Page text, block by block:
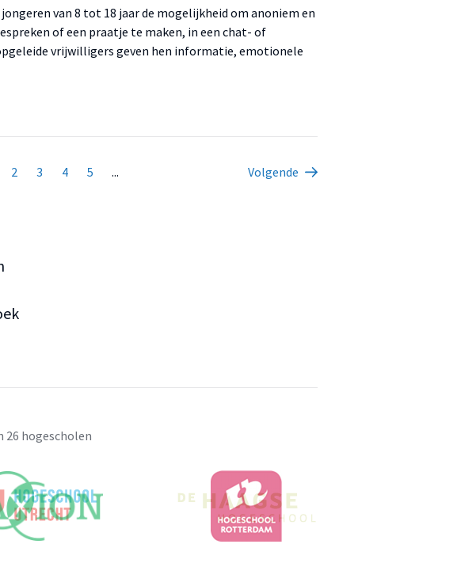
van 8 tot 18 jaar de mogelijkheid om anoniem en
of een praatje te maken, in een chat- of
vrijwilligers geven hen informatie, emotionele
2 3 4 5 ... Volgende
26 hogescholen